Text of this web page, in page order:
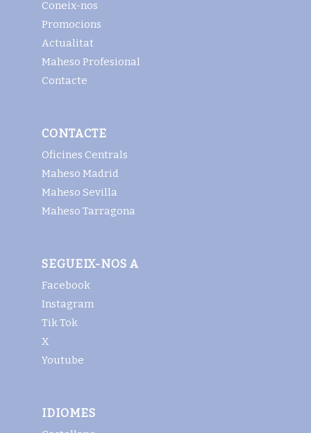
Coneix-nos
Promocions
Actualitat
Maheso Profesional
Contacte
CONTACTE
Oficines Centrals
Maheso Madrid
Maheso Sevilla
Maheso Tarragona
SEGUEIX-NOS A
Facebook
Instagram
Tik Tok
X
Youtube
IDIOMES